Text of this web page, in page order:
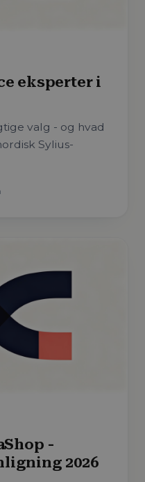
eksperter i
valg - og hvad
Sylius-
-
2026